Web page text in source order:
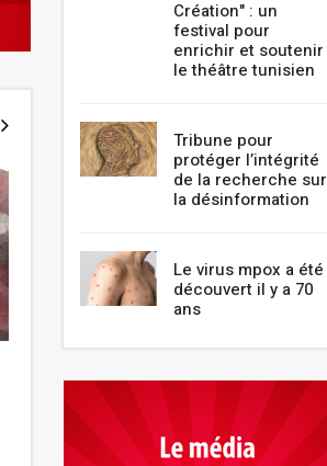
perplexité de la langue française
Novembre 2021
Création" : un
festival pour
enrichir et soutenir
le théâtre tunisien
Tribune pour
protéger l’intégrité
de la recherche sur
la désinformation
Le virus mpox a été
découvert il y a 70
ans